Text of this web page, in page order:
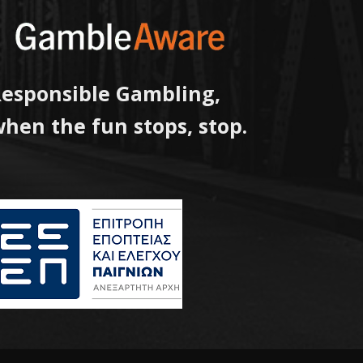
Gambling,
the fun stops, stop.